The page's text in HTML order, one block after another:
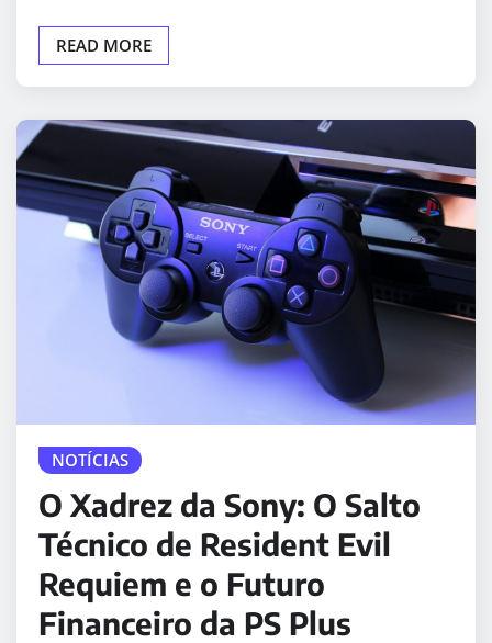
READ MORE
NOTÍCIAS
O Xadrez da Sony: O Salto
Técnico de Resident Evil
Requiem e o Futuro
Financeiro da PS Plus